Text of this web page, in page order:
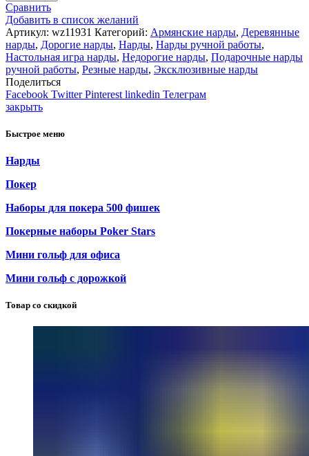
Сравнить
Добавить в список желаний
Артикул: wz11931 Категорий: Армянские нарды, Деревянные
нарды, Дорогие нарды, Нарды, Нарды ручной работы,
Настольная игра нарды, Недорогие нарды, Подарочные нарды
ручной работы, Резные нарды, Эксклюзивные нарды
Поделиться
Facebook Twitter Pinterest linkedin Телеграм
закрыть
Быстрое меню
Нарды
Покер
Наборы для покера 500 фишек
Покерные наборы Poker Stars
Мини гольф для офиса
Мини гольф с дорожкой
Товар со скидкой